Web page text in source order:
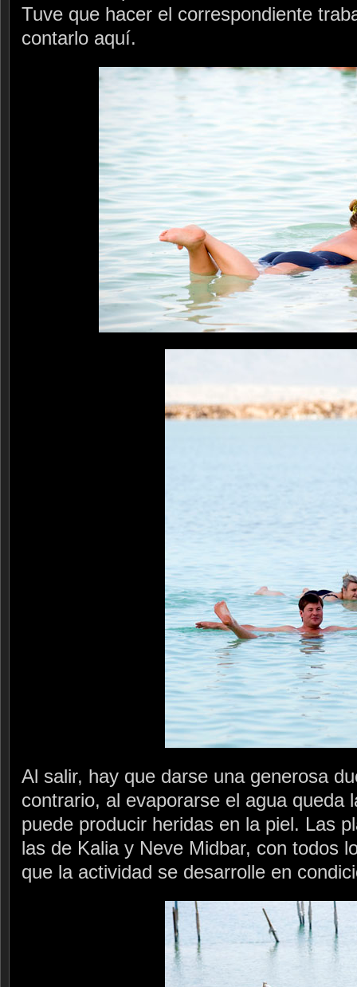
Tuve que hacer el correspondiente
contarlo aquí.
Al salir, hay que darse una generosa
contrario, al evaporarse el agua queda
puede producir heridas en la piel. Las
las de Kalia y Neve Midbar, con todos
que la actividad se desarrolle en